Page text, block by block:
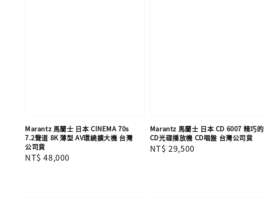
Marantz 馬蘭士 日本 CINEMA 70s
7.2聲道 8K 薄型 AV環繞擴大機 台灣
公司貨
Regular
NT$ 48,000
Marantz 馬蘭士 日本 CD 6007 精巧的
CD光碟播放機 CD唱盤 台灣公司貨
Regular
NT$ 29,500